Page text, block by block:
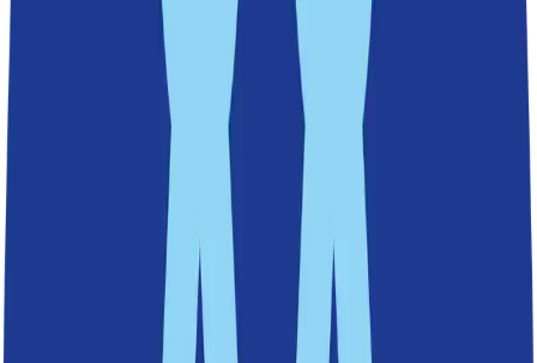
Fisksätrabadet
Baggensuddsbadet
Erstaviksbadet
Vårgärdsbadet
Kyrksundsbadet
Saltsjöbadens friluftsbad
Sicklaön (4 badplatser)
Kyrkviksbadet
Sickla strandbad